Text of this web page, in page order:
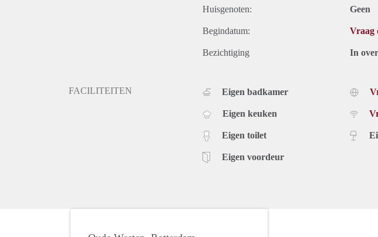
Huisgenoten: Geen
Begindatum: Vraag
Bezichtiging In
FACILITEITEN Eigen badkamer
Eigen keuken
Eigen toilet
Eigen voordeur